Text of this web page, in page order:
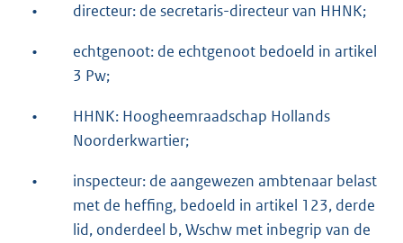
• directeur: de secretaris-directeur van HHNK;
•
echtgenoot: de echtgenoot bedoeld in artikel
3 Pw;
•
HHNK: Hoogheemraadschap Hollands
Noorderkwartier;
•
inspecteur: de aangewezen ambtenaar belast
met de heffing, bedoeld in artikel 123, derde
lid, onderdeel b, Wschw met inbegrip van de